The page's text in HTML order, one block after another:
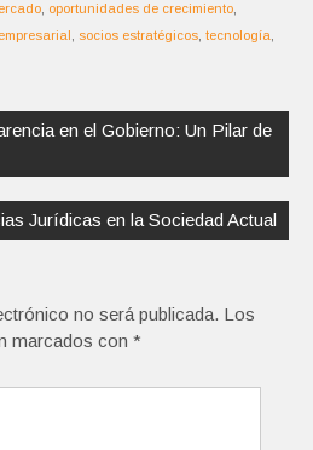
oportunidades de crecimiento
socios estratégicos tecnología
en el Gobierno: Un Pilar de
Jurídicas en la Sociedad Actual
no será publicada. Los
marcados con *